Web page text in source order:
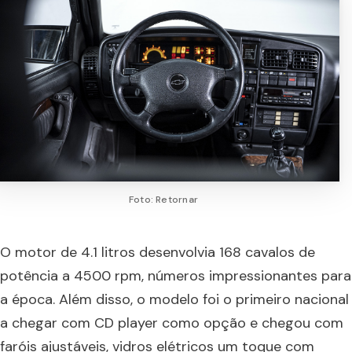
Foto: Retornar
O motor de 4.1 litros desenvolvia 168 cavalos de
potência a 4500 rpm, números impressionantes para
a época. Além disso, o modelo foi o primeiro nacional
a chegar com CD player como opção e chegou com
faróis ajustáveis, vidros elétricos um toque com